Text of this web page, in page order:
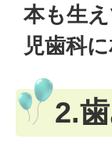
本も生
児歯科
2.